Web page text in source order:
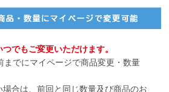
でもご変更いただけます。
までにマイページで商品変更・数量
合は、前回と同じ数量及び商品のお